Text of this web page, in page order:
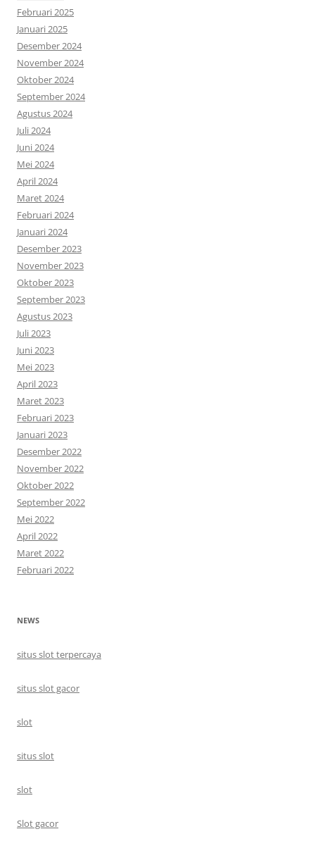
Februari 2025
Januari 2025
Desember 2024
November 2024
Oktober 2024
September 2024
Agustus 2024
Juli 2024
Juni 2024
Mei 2024
April 2024
Maret 2024
Februari 2024
Januari 2024
Desember 2023
November 2023
Oktober 2023
September 2023
Agustus 2023
Juli 2023
Juni 2023
Mei 2023
April 2023
Maret 2023
Februari 2023
Januari 2023
Desember 2022
November 2022
Oktober 2022
September 2022
Mei 2022
April 2022
Maret 2022
Februari 2022
NEWS
situs slot terpercaya
situs slot gacor
slot
situs slot
slot
Slot gacor